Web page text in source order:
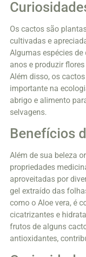
Os cactos são
cultivadas e
Algumas espécies
anos e produzir
Além disso, os
importante na
abrigo e alimento
selvagens.
Benefícios
Além de sua beleza
propriedades
aproveitadas por
gel extraído das
como o Aloe vera, é
cicatrizantes e
frutos de alguns
antioxidantes,